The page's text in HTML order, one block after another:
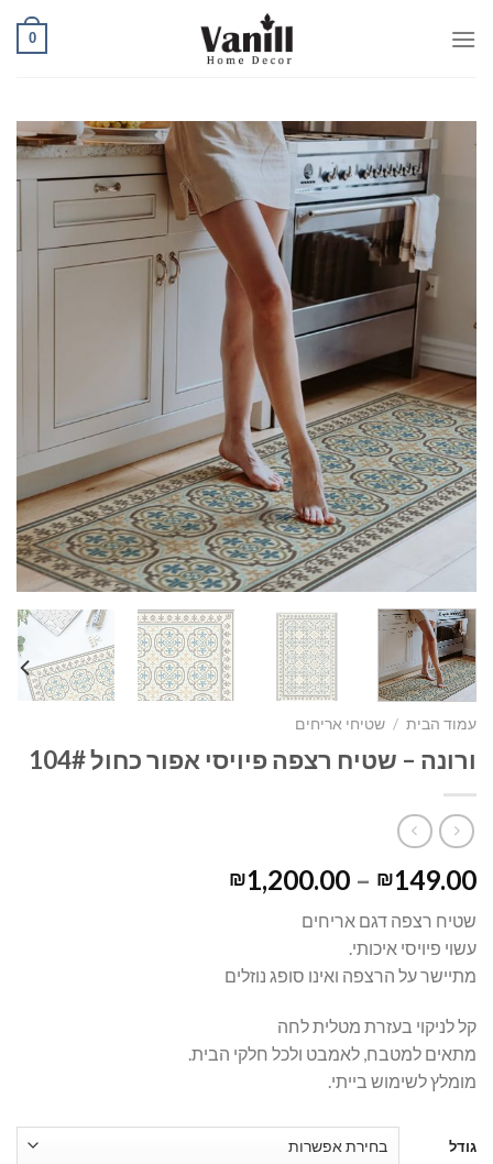
0
עמוד הבית / שטיחי אריחים
ורונה – שטיח רצפה פיויסי אפור כחול 104#
₪149.00
–
₪1,200.00
שטיח רצפה דגם אריחים
עשוי פיויסי איכותי.
מתיישר על הרצפה ואינו סופג נוזלים
קל לניקוי בעזרת מטלית לחה
מתאים למטבח, לאמבט ולכל חלקי הבית.
מומלץ לשימוש בייתי.
גודל